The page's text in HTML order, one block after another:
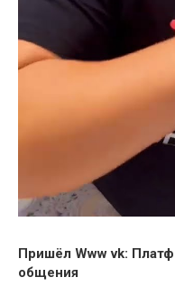
Пришёл Www vk:
общения